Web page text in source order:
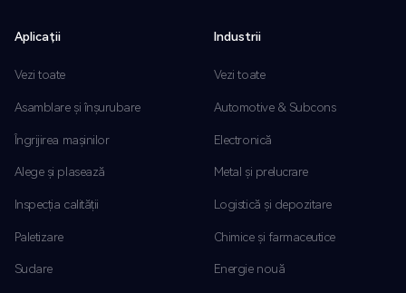
Aplicații
Vezi toate
Asamblare și înșurubare
Îngrijirea mașinilor
Alege și plasează
Inspecția calității
Paletizare
Sudare
Industrii
Vezi toate
Automotive & Subcons
Electronică
Metal și prelucrare
Logistică și depozitare
Chimice și farmaceutice
Energie nouă